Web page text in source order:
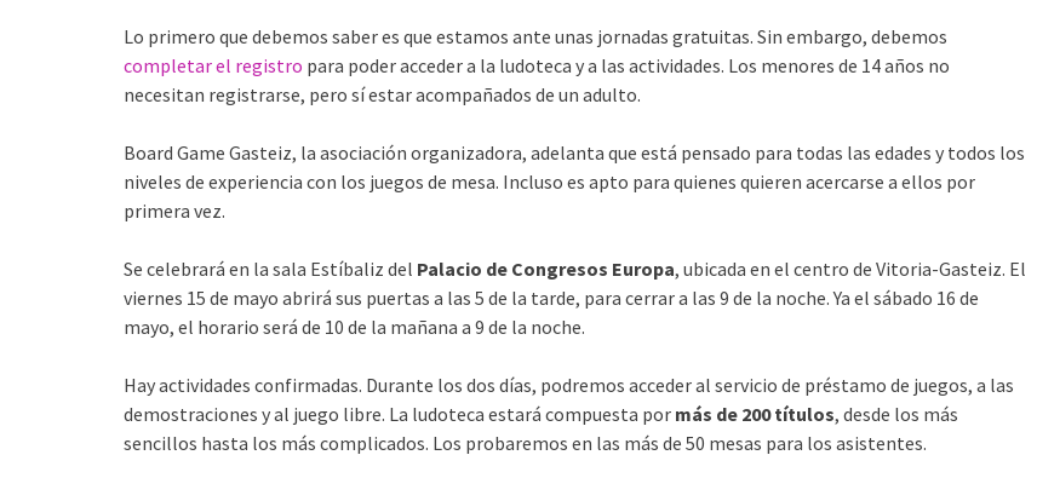
Lo primero que debemos saber es que estamos ante unas jornadas gratuitas. Sin embargo, debemos
completar el registro para poder acceder a la ludoteca y a las actividades. Los menores de 14 años no
necesitan registrarse, pero sí estar acompañados de un adulto.
Board Game Gasteiz, la asociación organizadora, adelanta que está pensado para todas las edades y todos los
niveles de experiencia con los juegos de mesa. Incluso es apto para quienes quieren acercarse a ellos por
primera vez.
Se celebrará en la sala Estíbaliz del Palacio de Congresos Europa, ubicada en el centro de Vitoria-Gasteiz. El
viernes 15 de mayo abrirá sus puertas a las 5 de la tarde, para cerrar a las 9 de la noche. Ya el sábado 16 de
mayo, el horario será de 10 de la mañana a 9 de la noche.
Hay actividades confirmadas. Durante los dos días, podremos acceder al servicio de préstamo de juegos, a las
demostraciones y al juego libre. La ludoteca estará compuesta por más de 200 títulos, desde los más
sencillos hasta los más complicados. Los probaremos en las más de 50 mesas para los asistentes.